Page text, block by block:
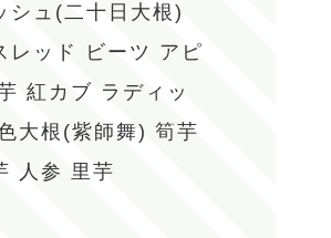
シュ(二十日大根)
レッド
ビーツ アピ
紅カブ ラディッ
大根(紫師舞) 筍芋
人参 里芋